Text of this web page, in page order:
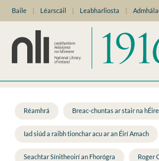
Baile | Léarscáil | Leabharliosta |
Réamhrá Breac-chuntas ar stair na
Iad siúd a raibh tionchar acu ar an Éirí Amach
Seachtar Sínitheoirí an Fhorógra Roger